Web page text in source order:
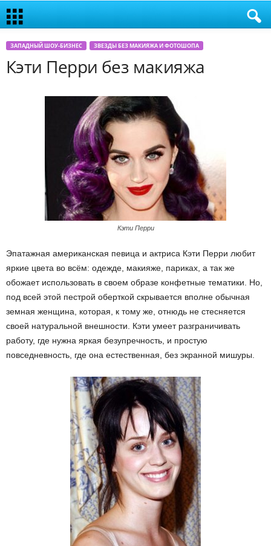
ЗАПАДНЫЙ ШОУ-БИЗНЕС ЗВЕЗДЫ БЕЗ МАКИЯЖА И ФОТОШОПА
Кэти Перри без макияжа
Кэти Перри
Эпатажная американская певица и актриса Кэти Перри любит
яркие цвета во всём: одежде, макияже, париках, а так же
обожает использовать в своем образе конфетные тематики. Но,
под всей этой пестрой оберткой скрывается вполне обычная
земная женщина, которая, к тому же, отнюдь не стесняется
своей натуральной внешности. Кэти умеет разграничивать
работу, где нужна яркая безупречность, и простую
повседневность, где она естественная, без экранной мишуры.